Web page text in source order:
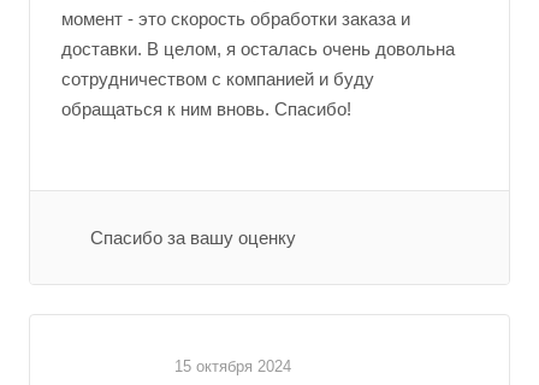
момент - это скорость обработки заказа и
доставки. В целом, я осталась очень довольна
сотрудничеством с компанией и буду
обращаться к ним вновь. Спасибо!
Спасибо за вашу оценку
15 октября 2024